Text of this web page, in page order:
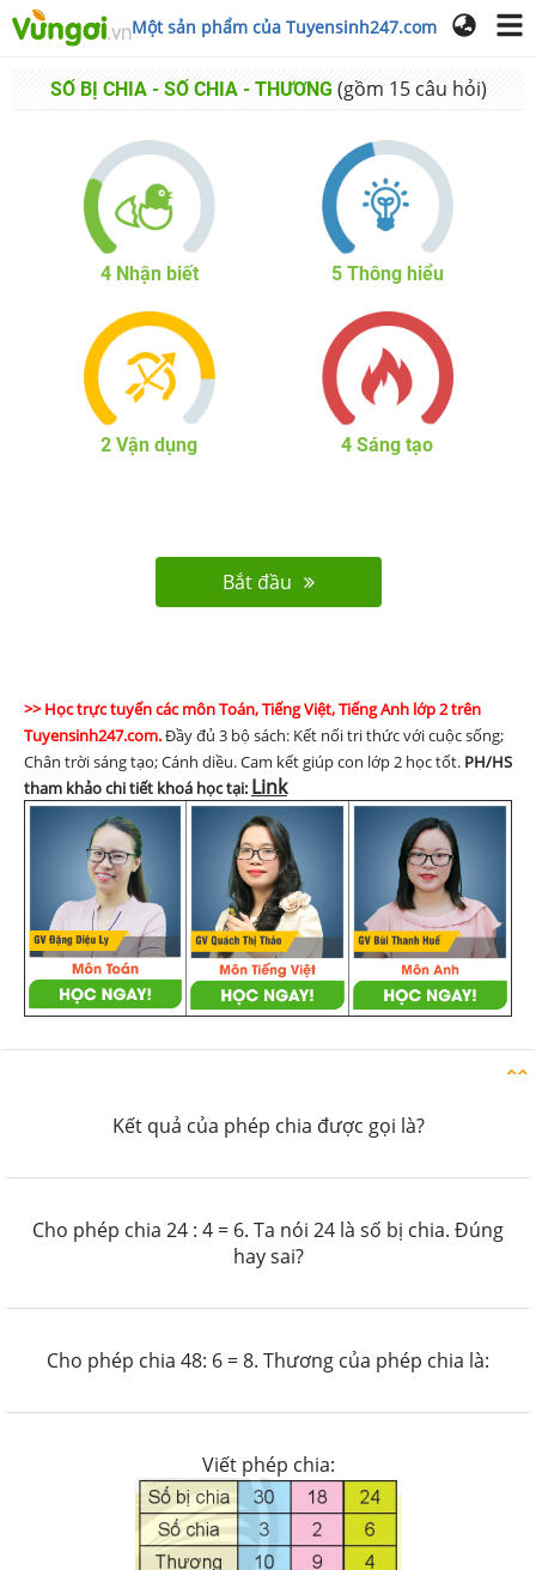
Một sản phẩm của Tuyensinh247.com
SỐ BỊ CHIA - SỐ CHIA - THƯƠNG (gồm 15câu hỏi)
4 Nhận biết 5 Thông hiểu
2 Vận dụng 4 Sáng tạo
Bắt đầu
>> Học trực tuyến các môn Toán, Tiếng Việt, Tiếng Anh lớp 2 trên
Tuyensinh247.com.Đầy đủ 3 bộ sách: Kết nối tri thức với cuộc sống;
Chân trời sáng tạo; Cánh diều. Cam kết giúp con lớp 2 học tốt. PH/HS
tham khảo chi tiết khoá học tại: Link
Kết quả của phép chia được gọi là?
Cho phép chia 24 : 4 = 6. Ta nói 24 là số bị chia. Đúng
hay sai?
Cho phép chia 48: 6 = 8. Thương của phép chia là:
Viết phép chia: